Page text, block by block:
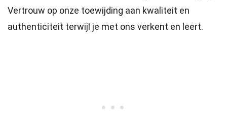
Vertrouw op onze toewijding aan kwaliteit en
authenticiteit terwijl je met ons verkent en leert.